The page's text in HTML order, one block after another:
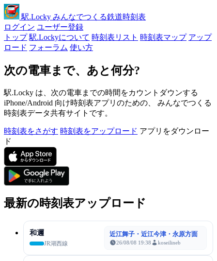
駅.Locky みんなでつくる鉄道時刻表
ログイン ユーザー登録
トップ 駅.Lockyについて 時刻表リスト 時刻表マップ アップ
ロード フォーラム 使い方
次の電車まで、あと何分?
駅.Locky は、次の電車までの時間をカウントダウンする
iPhone/Android 向け時刻表アプリのための、 みんなでつくる
時刻表データ共有サイトです。
時刻表をさがす 時刻表をアップロード アプリをダウンロー
ド
最新の時刻表アップロード
和邇
JR湖西線
近江舞子・近江今津・永原方面
26/08/08 19:38 koseilineb